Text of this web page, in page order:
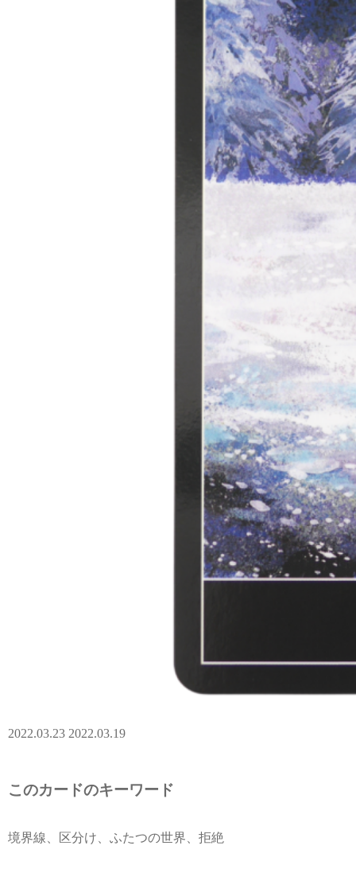
2022.03.23 2022.03.19
このカードのキーワード
境界線、区分け、ふたつの世界、拒絶